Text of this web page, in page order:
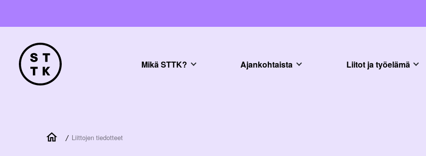
Mikä STTK? Ajankohtaista Liitot ja työelämä
/ Liittojen tiedotteet